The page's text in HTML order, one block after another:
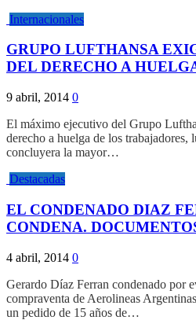
Internacionales
GRUPO LUFTHANSA
DEL DERECHO A
9 abril, 2014 0
El máximo ejecutivo del Grupo
derecho a huelga de los trabajadores,
concluyera la mayor…
Destacadas
EL CONDENADO DIAZ
CONDENA.
4 abril, 2014 0
Gerardo Díaz Ferran condenado por
compraventa de Aerolineas
un pedido de 15 años de…